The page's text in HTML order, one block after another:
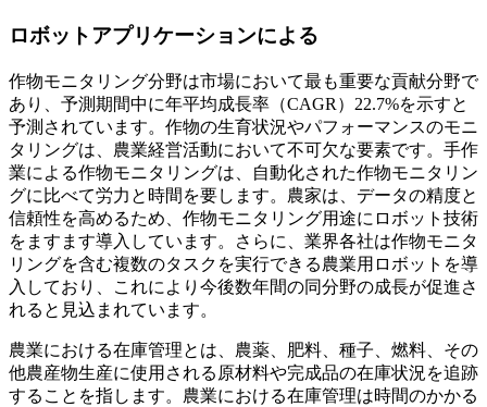
ロボットアプリケーションによる
作物モニタリング分野は市場において最も重要な貢献分野で
あり、予測期間中に年平均成長率（CAGR）22.7%を示すと
予測されています。作物の生育状況やパフォーマンスのモニ
タリングは、農業経営活動において不可欠な要素です。手作
業による作物モニタリングは、自動化された作物モニタリン
グに比べて労力と時間を要します。農家は、データの精度と
信頼性を高めるため、作物モニタリング用途にロボット技術
をますます導入しています。さらに、業界各社は作物モニタ
リングを含む複数のタスクを実行できる農業用ロボットを導
入しており、これにより今後数年間の同分野の成長が促進さ
れると見込まれています。
農業における在庫管理とは、農薬、肥料、種子、燃料、その
他農産物生産に使用される原材料や完成品の在庫状況を追跡
することを指します。農業における在庫管理は時間のかかる